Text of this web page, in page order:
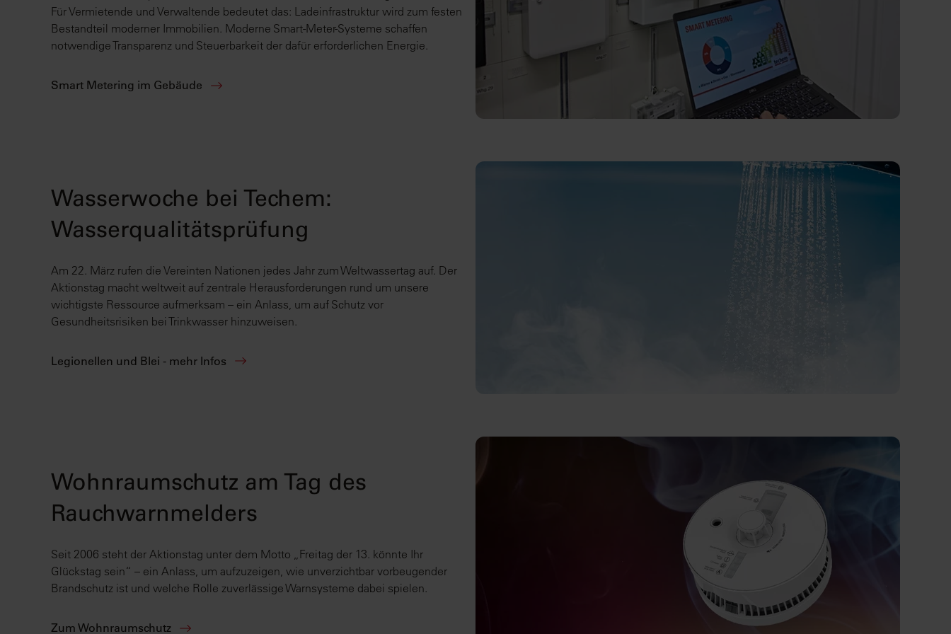
Für Vermietende und Verwaltende bedeutet das: Ladeinfrastruktur wird zum festen
Bestandteil moderner Immobilien. Moderne Smart-Meter-Systeme schaffen
notwendige Transparenz und Steuerbarkeit der dafür erforderlichen Energie.
Smart Metering im Gebäude
Wasserwoche bei Techem:
Wasserqualitätsprüfung
Am 22. März rufen die Vereinten Nationen jedes Jahr zum Weltwassertag auf. Der
Aktionstag macht weltweit auf zentrale Herausforderungen rund um unsere
wichtigste Ressource aufmerksam – ein Anlass, um auf Schutz vor
Gesundheitsrisiken bei Trinkwasser hinzuweisen.
Legionellen und Blei - mehr Infos
Wohnraumschutz am Tag des
Rauchwarnmelders
Seit 2006 steht der Aktionstag unter dem Motto „Freitag der 13. könnte Ihr
Glückstag sein“ – ein Anlass, um aufzuzeigen, wie unverzichtbar vorbeugender
Brandschutz ist und welche Rolle zuverlässige Warnsysteme dabei spielen.
Zum Wohnraumschutz